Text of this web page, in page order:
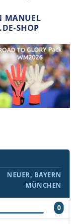
MANUEL
SHOP
NEUER, BAYERN
MÜNCHEN
0